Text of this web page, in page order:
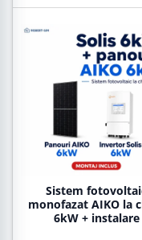
Sistem
monofazat AIKO la
6kW + instalare